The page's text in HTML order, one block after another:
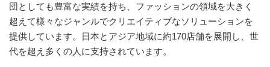
団としても豊富な実績を持ち、ファッションの領域を大きく
超えて様々なジャンルでクリエイティブなソリューションを
提供しています。日本とアジア地域に約170店舗を展開し、世
代を超え多くの人に支持されています。